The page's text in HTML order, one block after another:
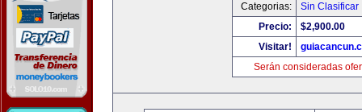
Categorias:
Sin Clasificar
Precio:
$2,900.00
Visitar!
Serán consideradas